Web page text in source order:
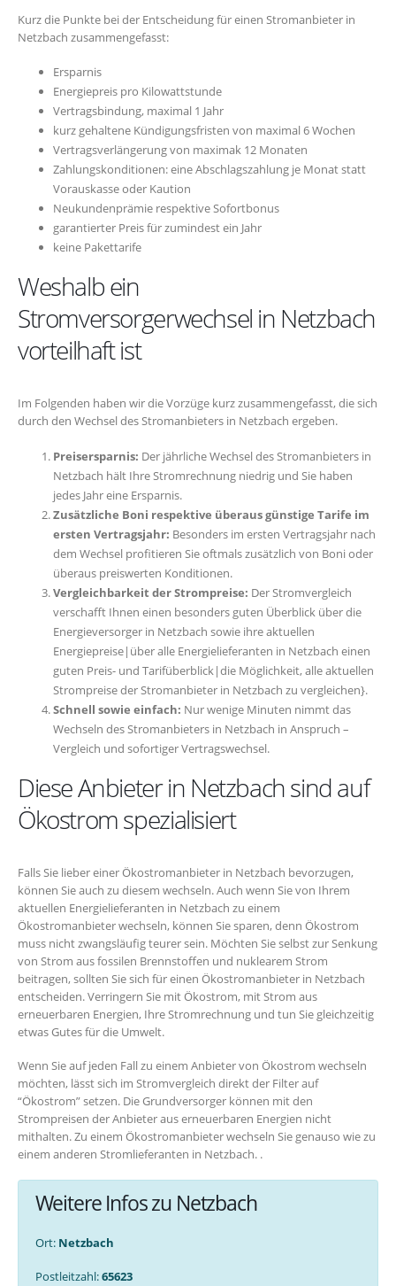
Kurz die Punkte bei der Entscheidung für einen Stromanbieter in
Netzbach zusammengefasst:
Ersparnis
Energiepreis pro Kilowattstunde
Vertragsbindung, maximal 1 Jahr
kurz gehaltene Kündigungsfristen von maximal 6 Wochen
Vertragsverlängerung von maximak 12 Monaten
Zahlungskonditionen: eine Abschlagszahlung je Monat statt
Vorauskasse oder Kaution
Neukundenprämie respektive Sofortbonus
garantierter Preis für zumindest ein Jahr
keine Pakettarife
Weshalb ein
Stromversorgerwechsel in Netzbach
vorteilhaft ist
Im Folgenden haben wir die Vorzüge kurz zusammengefasst, die sich
durch den Wechsel des Stromanbieters in Netzbach ergeben.
Preisersparnis: Der jährliche Wechsel des Stromanbieters in
Netzbach hält Ihre Stromrechnung niedrig und Sie haben
jedes Jahr eine Ersparnis.
Zusätzliche Boni respektive überaus günstige Tarife im
ersten Vertragsjahr: Besonders im ersten Vertragsjahr nach
dem Wechsel profitieren Sie oftmals zusätzlich von Boni oder
überaus preiswerten Konditionen.
Vergleichbarkeit der Strompreise: Der Stromvergleich
verschafft Ihnen einen besonders guten Überblick über die
Energieversorger in Netzbach sowie ihre aktuellen
Energiepreise|über alle Energielieferanten in Netzbach einen
guten Preis- und Tarifüberblick|die Möglichkeit, alle aktuellen
Strompreise der Stromanbieter in Netzbach zu vergleichen}.
Schnell sowie einfach: Nur wenige Minuten nimmt das
Wechseln des Stromanbieters in Netzbach in Anspruch –
Vergleich und sofortiger Vertragswechsel.
Diese Anbieter in Netzbach sind auf
Ökostrom spezialisiert
Falls Sie lieber einer Ökostromanbieter in Netzbach bevorzugen,
können Sie auch zu diesem wechseln. Auch wenn Sie von Ihrem
aktuellen Energielieferanten in Netzbach zu einem
Ökostromanbieter wechseln, können Sie sparen, denn Ökostrom
muss nicht zwangsläufig teurer sein. Möchten Sie selbst zur Senkung
von Strom aus fossilen Brennstoffen und nuklearem Strom
beitragen, sollten Sie sich für einen Ökostromanbieter in Netzbach
entscheiden. Verringern Sie mit Ökostrom, mit Strom aus
erneuerbaren Energien, Ihre Stromrechnung und tun Sie gleichzeitig
etwas Gutes für die Umwelt.
Wenn Sie auf jeden Fall zu einem Anbieter von Ökostrom wechseln
möchten, lässt sich im Stromvergleich direkt der Filter auf
“Ökostrom” setzen. Die Grundversorger können mit den
Strompreisen der Anbieter aus erneuerbaren Energien nicht
mithalten. Zu einem Ökostromanbieter wechseln Sie genauso wie zu
einem anderen Stromlieferanten in Netzbach. .
Weitere Infos zu Netzbach
Ort: Netzbach
Postleitzahl:65623